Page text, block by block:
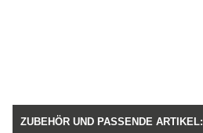
ZUBEHÖR UND PASSENDE ARTIKEL: